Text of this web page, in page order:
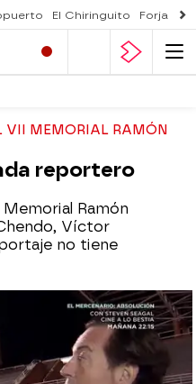
El Chiringuito Forjado
VII MEMORIAL RAMÓN
reportero
Memorial Ramón
Víctor
no tiene